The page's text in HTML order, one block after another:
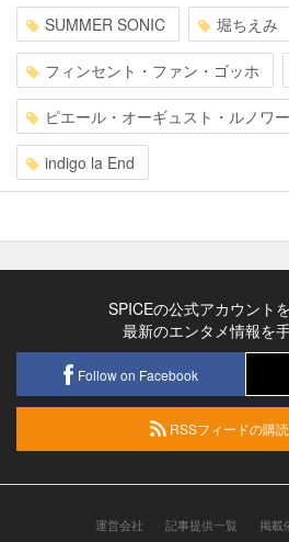
SUMMER SONIC 堀ちえみ
フィンセント・ファン・ゴッホ
ピエール・オーギュスト・ルノワ
indigo la End
SPICEの公式アカウント
最新のエンタメ情報を
Follow on Facebook
RSSフィードの購
運営会社 記事提供一覧 掲載